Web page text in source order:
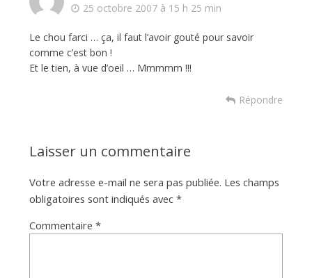
25 octobre 2007 à 15 h 25 min
Le chou farci … ça, il faut l’avoir gouté pour savoir
comme c’est bon !
Et le tien, à vue d’oeil … Mmmmm !!!
Répondre
Laisser un commentaire
Votre adresse e-mail ne sera pas publiée. Les champs
obligatoires sont indiqués avec *
Commentaire *